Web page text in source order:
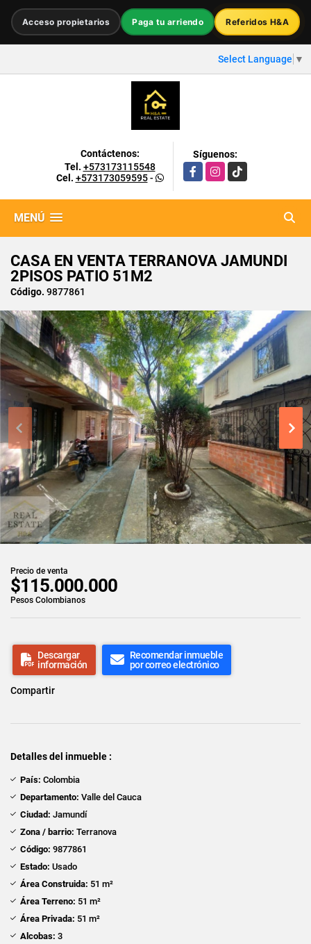
Acceso propietarios Paga tu arriendo Referidos H&A
Select Language ▼
Contáctenos:
Tel. +573173115548
Cel. +573173059595-
Síguenos:
FacebookInstagram
TikTok
MENÚ
CASA EN VENTA TERRANOVA JAMUNDI
2PISOS PATIO 51M2
Código. 9877861
Precio de venta
$115.000.000
Pesos Colombianos
Descargar
información
Recomendar inmueble
por correo electrónico
Compartir
Detalles del inmueble :
País: Colombia
Departamento: Valle del Cauca
Ciudad: Jamundí
Zona / barrio: Terranova
Código: 9877861
Estado: Usado
Área Construida: 51 m²
Área Terreno: 51 m²
Área Privada: 51 m²
Alcobas: 3